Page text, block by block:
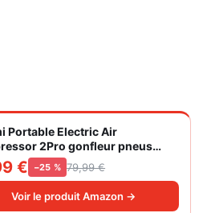
Portable Electric Air
2Pro gonfleur pneus
| ±1PSI Contrôle pression
45s gonflage rapide, batterie
durée, avec éclairage, grand
à air 27 mm
€ −25 % 79,99 €
Voir le produit Amazon →